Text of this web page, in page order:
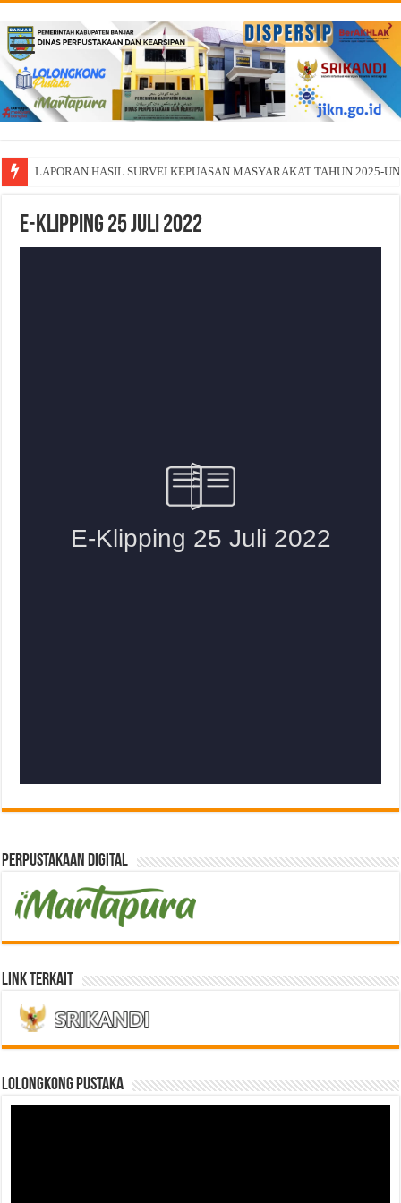
LAPORAN HASIL SURVEI KEPUASAN MASYARAKAT TAHUN 2025-
TINGKATKAN PERPUSTAKAAN BER-SNP MELALUI PEMBINAAN
E-Klipping 25 Juli 2022
Perpustakaan Digital
Link Terkait
LOLONGKONG PUSTAKA